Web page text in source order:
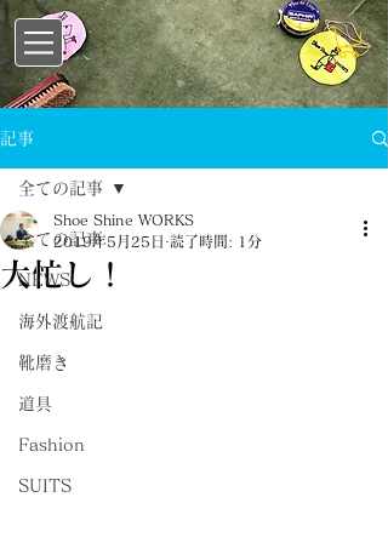
記事
全ての記事
NEWS
海外渡航記
靴磨き
道具
Fashion
SUITS
全ての記事
大忙し！
Shoe Shine WORKS
2019年5月25日 読了時間: 1分